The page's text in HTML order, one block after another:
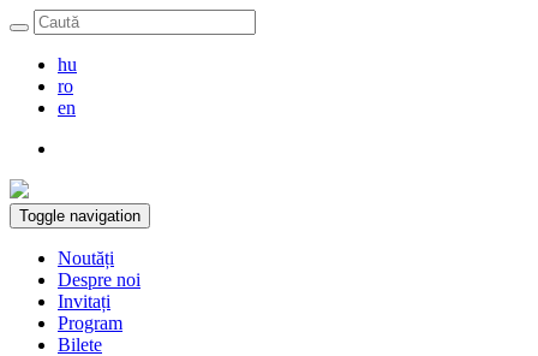
hu
ro
en
Toggle navigation
Noutăți
Despre noi
Invitați
Program
Bilete